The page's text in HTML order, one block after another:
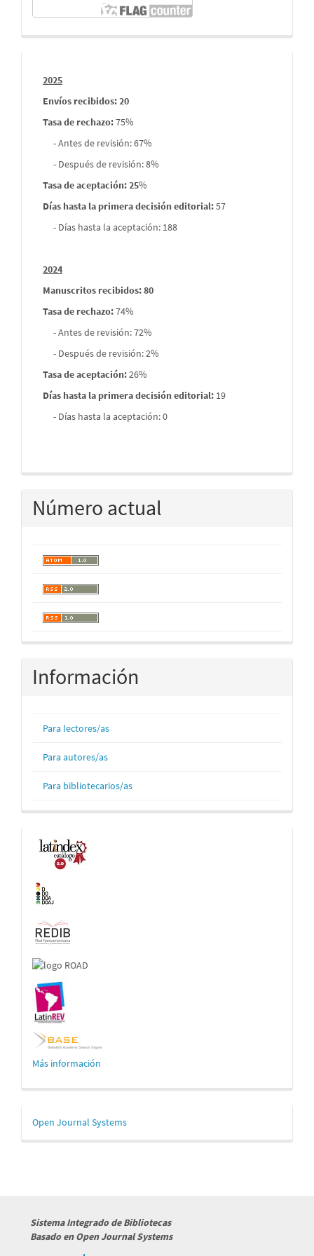
Informes
envios
2025
Envíos recibidos: 20
Tasa de rechazo:75%
- Antes de revisión: 67%
- Después de revisión: 8%
Tasa de aceptación: 25%
Días hasta la primera decisión editorial:57
- Días hasta la aceptación: 188
2024
Manuscritos recibidos: 80
Tasa de rechazo:74%
- Antes de revisión: 72%
- Después de revisión: 2%
Tasa de aceptación:26%
Días hasta la primera decisión editorial: 19
- Días hasta la aceptación: 0
Número actual
Información
Para lectores/as
Para autores/as
Para bibliotecarios/as
Indexaciones
Más información
Desarrollado
por
Open Journal Systems
Sistema Integrado de Bibliotecas
Basado en Open Journal Systems